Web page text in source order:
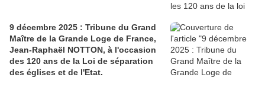
9 décembre 2025 : Tribune du Grand
Maître de la Grande Loge de France,
Jean-Raphaël NOTTON, à l'occasion
des 120 ans de la Loi de séparation
des églises et de l'Etat.